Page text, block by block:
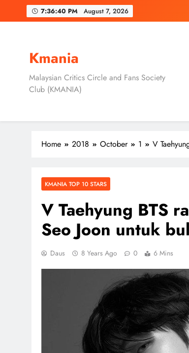
7:36:42 PM August 7, 2026
Duta
Kmania
Malaysian Critics Circle and Fans Society
Club (KMANIA)
Home 2018 October 1 V
KMANIA TOP 10 STARS
V Taehyung BTS
Seo Joon untuk
Daus 8 Years Ago 0 6 Mins